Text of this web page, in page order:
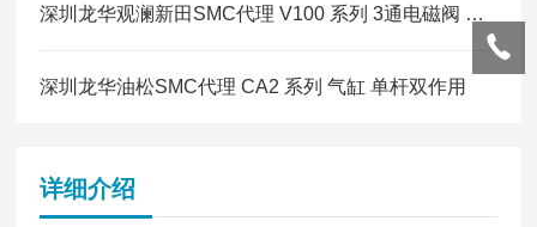
深圳龙华观澜新田SMC代理 V100 系列 3通电磁阀 直动式 标准型
深圳龙华油松SMC代理 CA2 系列 气缸 单杆双作用
详细介绍